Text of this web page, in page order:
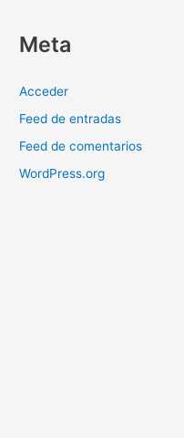
Meta
Acceder
Feed de entradas
Feed de comentarios
WordPress.org